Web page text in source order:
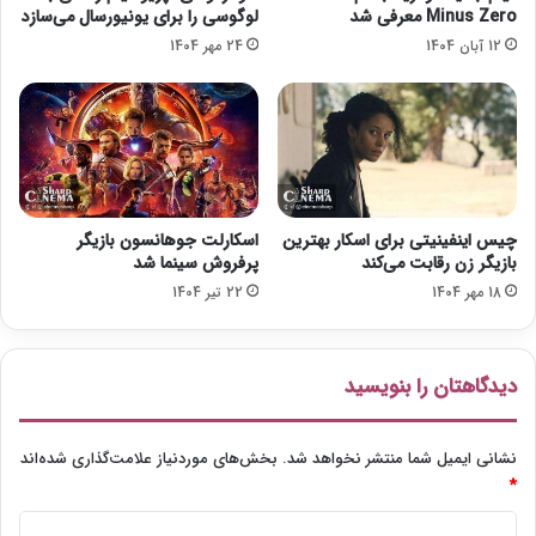
و
ب
د
ن
ی
ی
ی
ن
ا
ب
ا
ش
ت
Minus Zero معرفی شد
12 آبان 1404
لوگوسی را برای یونیورسال می‌سازد
24 مهر 1404
چیس اینفینیتی برای اسکار بهترین
بازیگر زن رقابت می‌کند
18 مهر 1404
اسکارلت جوهانسون بازیگر
پرفروش سینما شد
22 تیر 1404
دیدگاهتان را بنویسید
نشانی ایمیل شما منتشر نخواهد شد. بخش‌های موردنیاز علامت‌گذاری شده‌اند
*